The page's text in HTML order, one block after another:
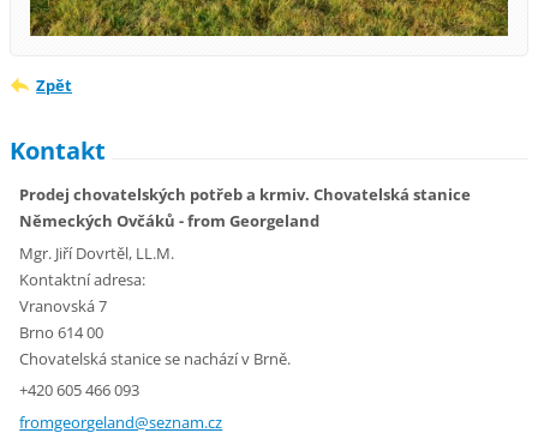
Zpět
Kontakt
Prodej chovatelských potřeb a krmiv. Chovatelská stanice
Německých Ovčáků - from Georgeland
Mgr. Jiří Dovrtěl, LL.M.
Kontaktní adresa:
Vranovská 7
Brno 614 00
Chovatelská stanice se nachází v Brně.
+420 605 466 093
fromgeorgeland@seznam.cz